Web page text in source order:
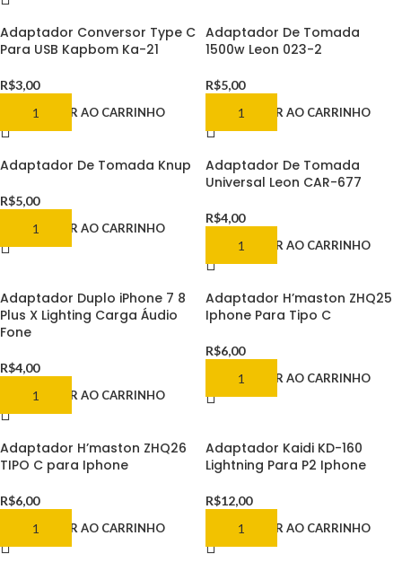
Adaptador Conversor Type C
Para USB Kapbom Ka-21
R$3,00
ADICIONAR AO CARRINHO
Adaptador De Tomada
1500w Leon 023-2
R$5,00
ADICIONAR AO CARRINHO
Adaptador De Tomada Knup
R$5,00
ADICIONAR AO CARRINHO
Adaptador De Tomada
Universal Leon CAR-677
R$4,00
ADICIONAR AO CARRINHO
Adaptador Duplo iPhone 7 8
Plus X Lighting Carga Áudio
Fone
R$4,00
ADICIONAR AO CARRINHO
Adaptador H’maston ZHQ25
Iphone Para Tipo C
R$6,00
ADICIONAR AO CARRINHO
Adaptador H’maston ZHQ26
TIPO C para Iphone
R$6,00
ADICIONAR AO CARRINHO
Adaptador Kaidi KD-160
Lightning Para P2 Iphone
R$12,00
ADICIONAR AO CARRINHO